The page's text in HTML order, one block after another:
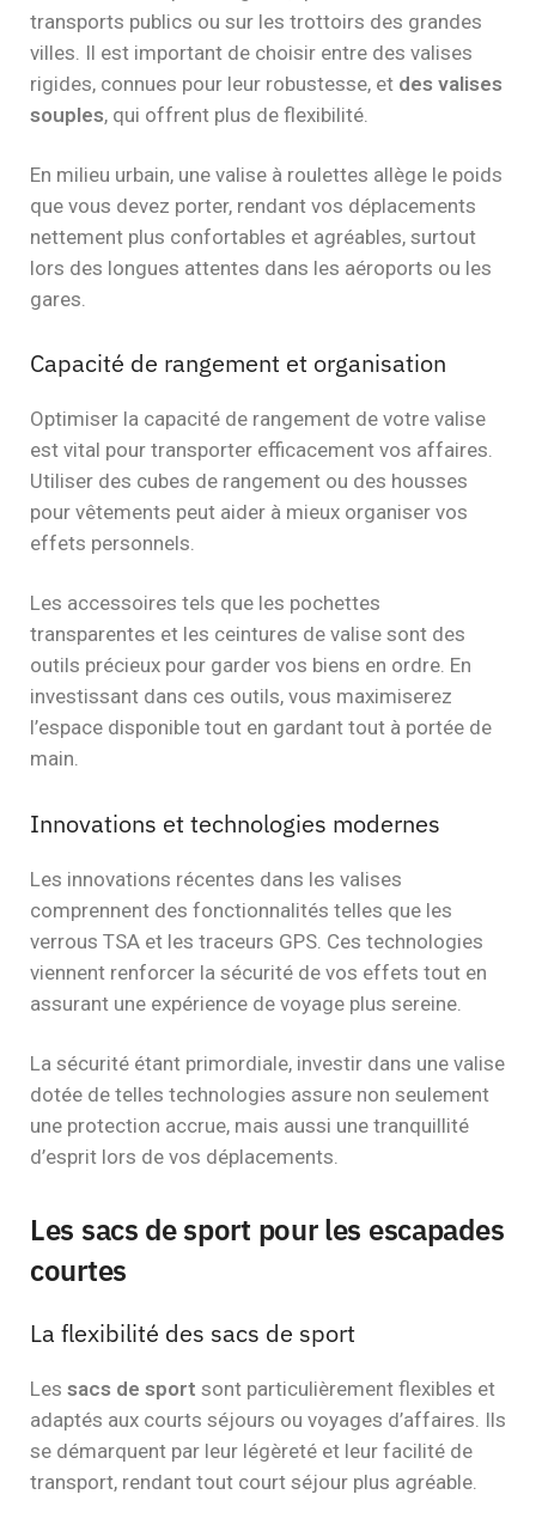
transports publics ou sur les trottoirs des grandes
villes. Il est important de choisir entre des valises
rigides, connues pour leur robustesse, et des valises
souples, qui offrent plus de flexibilité.
En milieu urbain, une valise à roulettes allège le poids
que vous devez porter, rendant vos déplacements
nettement plus confortables et agréables, surtout
lors des longues attentes dans les aéroports ou les
gares.
Capacité de rangement et organisation
Optimiser la capacité de rangement de votre valise
est vital pour transporter efficacement vos affaires.
Utiliser des cubes de rangement ou des housses
pour vêtements peut aider à mieux organiser vos
effets personnels.
Les accessoires tels que les pochettes
transparentes et les ceintures de valise sont des
outils précieux pour garder vos biens en ordre. En
investissant dans ces outils, vous maximiserez
l’espace disponible tout en gardant tout à portée de
main.
Innovations et technologies modernes
Les innovations récentes dans les valises
comprennent des fonctionnalités telles que les
verrous TSA et les traceurs GPS. Ces technologies
viennent renforcer la sécurité de vos effets tout en
assurant une expérience de voyage plus sereine.
La sécurité étant primordiale, investir dans une valise
dotée de telles technologies assure non seulement
une protection accrue, mais aussi une tranquillité
d’esprit lors de vos déplacements.
Les sacs de sport pour les escapades
courtes
La flexibilité des sacs de sport
Les sacs de sport sont particulièrement flexibles et
adaptés aux courts séjours ou voyages d’affaires. Ils
se démarquent par leur légèreté et leur facilité de
transport, rendant tout court séjour plus agréable.